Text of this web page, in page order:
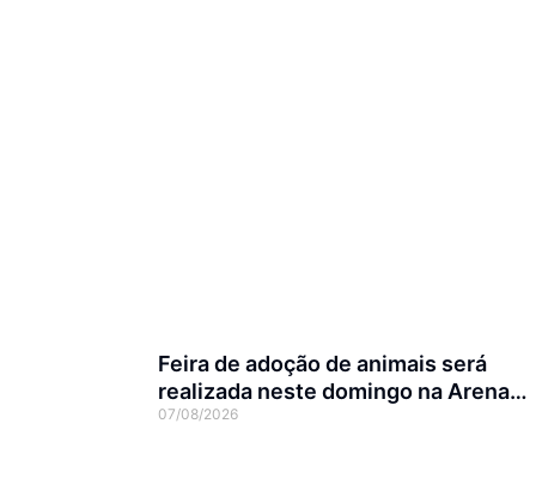
Feira de adoção de animais será
realizada neste domingo na Arena
Joinville
07/08/2026